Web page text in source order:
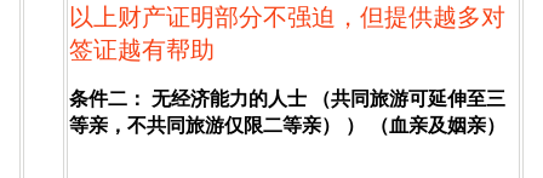
以上财产证明部分不强迫，但提供越多对
签证越有帮助
条件二： 无经济能力的人士 （共同旅游可延伸至三
等亲，不共同旅游仅限二等亲） ） （血亲及姻亲）